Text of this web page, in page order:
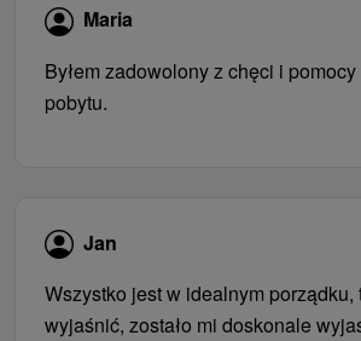
Maria
Byłem zadowolony z chęci i
pobytu.
Jan
Wszystko jest w idealnym porządku,
wyjaśnić, zostało mi doskonale